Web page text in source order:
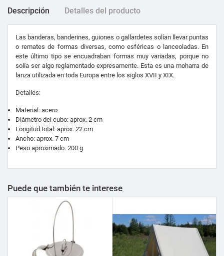
Descripción Detalles del producto
Las banderas, banderines, guiones o gallardetes solían llevar puntas
o remates de formas diversas, como esféricas o lanceoladas. En
este último tipo se encuadraban formas muy variadas, porque no
solía ser algo reglamentado expresamente. Esta es una moharra de
lanza utilizada en toda Europa entre los siglos XVII y XIX.
Detalles:
Material: acero
Diámetro del cubo: aprox. 2 cm
Longitud total: aprox. 22 cm
Ancho: aprox. 7 cm
Peso aproximado. 200 g
Puede que también te interese